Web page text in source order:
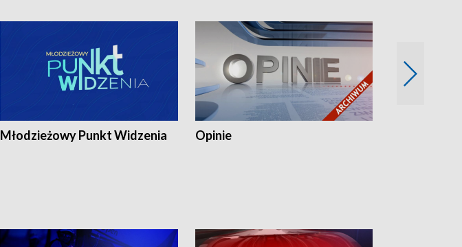
Młodzieżowy Punkt Widzenia Opinie